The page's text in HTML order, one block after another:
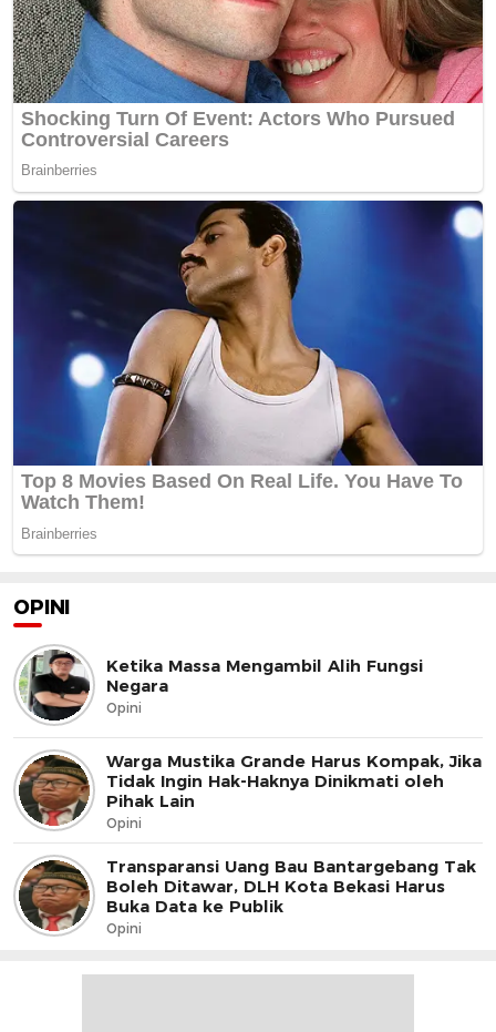
OPINI
Ketika Massa Mengambil Alih Fungsi
Negara
Opini
Warga Mustika Grande Harus Kompak, Jika
Tidak Ingin Hak-Haknya Dinikmati oleh
Pihak Lain
Opini
Transparansi Uang Bau Bantargebang Tak
Boleh Ditawar, DLH Kota Bekasi Harus
Buka Data ke Publik
Opini